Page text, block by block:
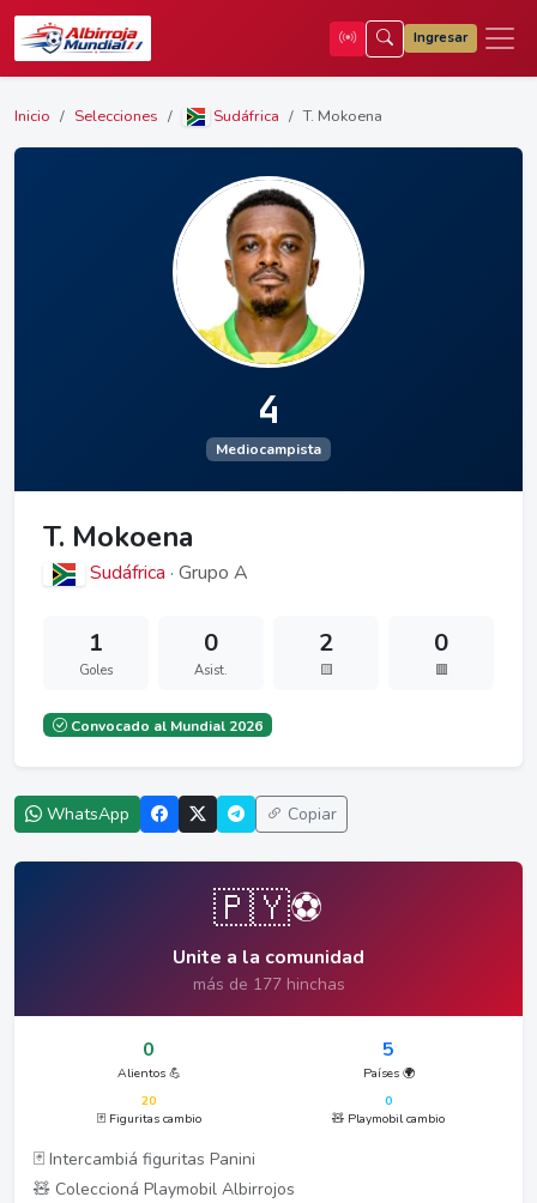
Ingresar
Inicio Selecciones Sudáfrica T. Mokoena
4
Mediocampista
T. Mokoena
Sudáfrica · Grupo A
1
Goles
0
Asist.
2
🟨
0
🟥
Convocado al Mundial 2026
WhatsApp Copiar
🇵🇾⚽
Unite a la comunidad
más de 177 hinchas
0
Alientos 💪
5
Países 🌍
20
🃏 Figuritas cambio
0
🧸 Playmobil cambio
🃏 Intercambiá figuritas Panini
🧸 Coleccioná Playmobil Albirrojos